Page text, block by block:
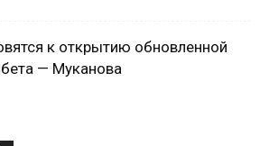
к открытию обновленной
— Муканова